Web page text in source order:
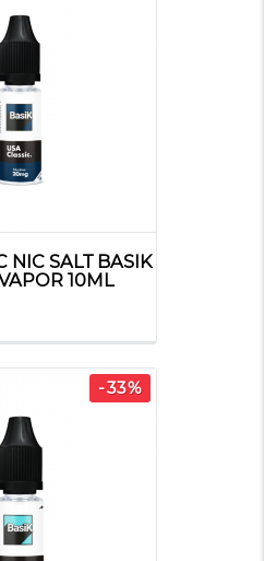
NIC SALT BASIK
10ML
-33%